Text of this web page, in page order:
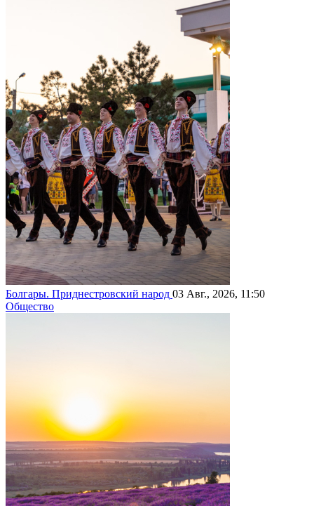
Болгары. Приднестровский народ 03 Авг., 2026, 11:50
Общество